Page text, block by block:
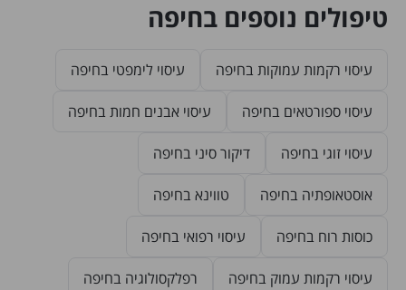
טיפולים נוספים בחיפה
עיסוי רקמות עמוקות בחיפה עיסוי לימפטי בחיפה
עיסוי ספורטאים בחיפה עיסוי אבנים חמות בחיפה
עיסוי זוגי בחיפה דיקור סיני בחיפה
אוסטאופתיה בחיפה טווינא בחיפה
כוסות רוח בחיפה עיסוי רפואי בחיפה
עיסוי רקמות עמוק בחיפה רפלקסולוגיה בחיפה